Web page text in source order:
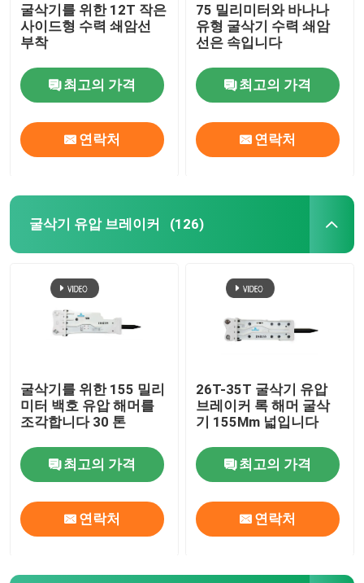
굴삭기를 위한 12T 작은
사이드형 수력 쇄암선
부착
최고의 가격
연락처
75 밀리미터와 바나나
유형 굴삭기 수력 쇄암
선은 속입니다
최고의 가격
연락처
굴삭기 유압 브레이커 (126)
굴삭기를 위한 155 밀리
미터 백호 유압 해머를
조각합니다 30 톤
최고의 가격
연락처
26T-35T 굴삭기 유압
브레이커 록 해머 굴삭
기 155Mm 넓입니다
최고의 가격
연락처